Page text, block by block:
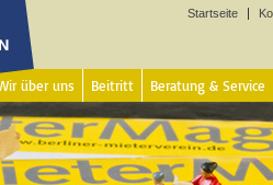
Startseite
über uns Beitritt Beratung & Service